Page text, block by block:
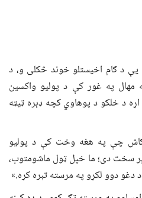
د ګام اخیستلو خوند څکلی و، د
په غور کې د پولیو واکسین
د خلکو د پوهاوي کچه ډېره ټیټه
چې په هغه وخت کې د پولیو
سخت دی؛ ما خپل ټول ماشومتوب،
دغو دوو لکړو په مرسته تېره کړه.»